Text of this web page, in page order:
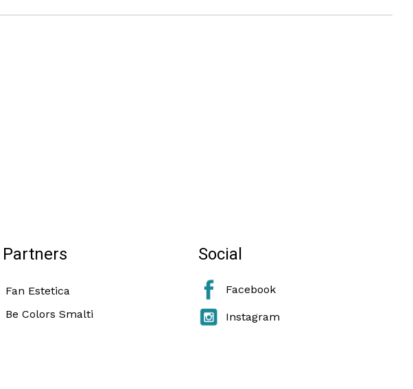
Partners
Fan Estetica
Be Colors Smalti
Social
Facebook
Instagram